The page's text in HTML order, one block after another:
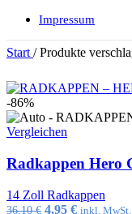
Impressum
Start/ Produkte
-86%
Vergleichen
Radkappen Hero
14 Zoll Radkappen
36,10€ Ursprünglicher
4,95 €Aktueller
inkl. MwSt.